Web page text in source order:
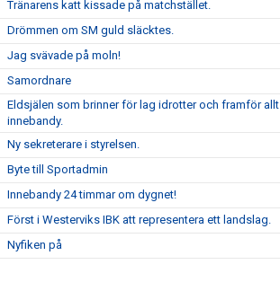
Tränarens katt kissade på matchstället.
Drömmen om SM guld släcktes.
Jag svävade på moln!
Samordnare
Eldsjälen som brinner för lag idrotter och framför allt
innebandy.
Ny sekreterare i styrelsen.
Byte till Sportadmin
Innebandy 24 timmar om dygnet!
Först i Westerviks IBK att representera ett landslag.
Nyfiken på